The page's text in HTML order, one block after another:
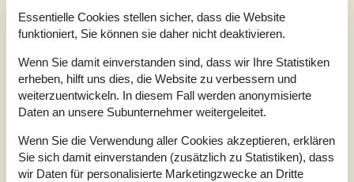
Unsere GästebewertungenExterne Bewertungen
5,0 Bezogen auf1Bewertung
Bewertung ist vom 25.11.2024
5
4 (0)
3
Essentielle Cookies stellen sicher, dass die Website
funktioniert, Sie können sie daher nicht deaktivieren.
Wenn Sie damit einverstanden sind, dass wir Ihre Statistiken
erheben, hilft uns dies, die Website zu verbessern und
weiterzuentwickeln. In diesem Fall werden anonymisierte
Daten an unsere Subunternehmer weitergeleitet.
Wenn Sie die Verwendung aller Cookies akzeptieren, erklären
Sie sich damit einverstanden (zusätzlich zu Statistiken), dass
wir Daten für personalisierte Marketingzwecke an Dritte